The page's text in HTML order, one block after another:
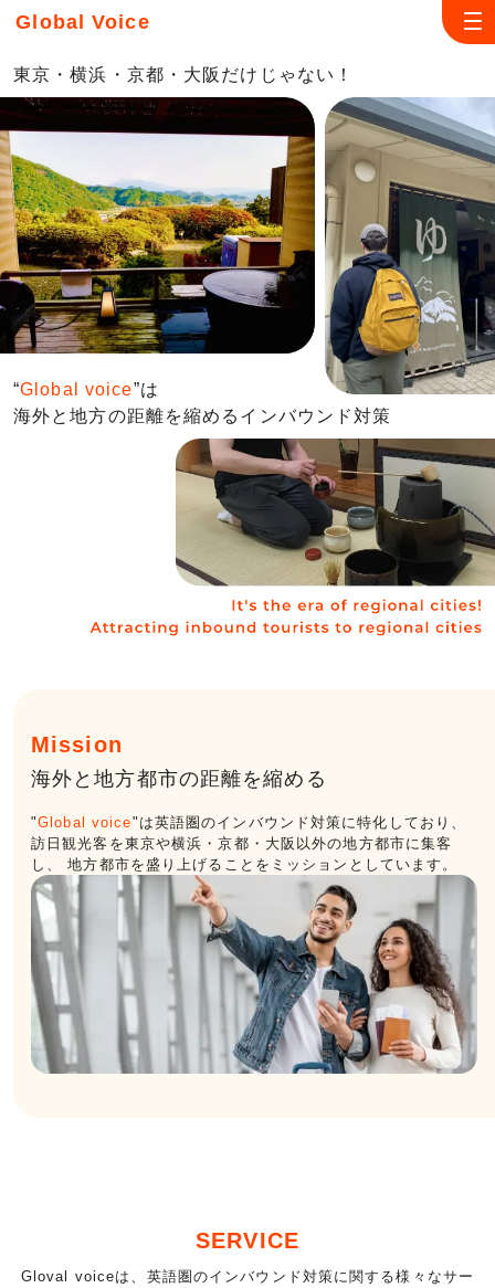
Global Voice
東京・横浜・京都・⼤阪だけじゃない！
“Global voice”は
海外と地⽅の距離を縮めるインバウンド対策
Mission
海外と地⽅都市の距離を縮める
"Global voice"は英語圏のインバウンド対策に特化しており、
訪⽇観光客を東京や横浜・京都・⼤阪以外の地⽅都市に集客
し、
地⽅都市を盛り上げることをミッションとしています。
SERVICE
Gloval voiceは、英語圏のインバウンド対策に関する様々なサー